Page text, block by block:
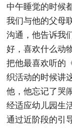
中午睡觉的时候
我们与他的父母
沟通，他告诉我
好，喜欢什么动
把他最喜欢听的
织活动的时候讲
他，他忘记了哭
经适应幼儿园生
通过近阶段的引